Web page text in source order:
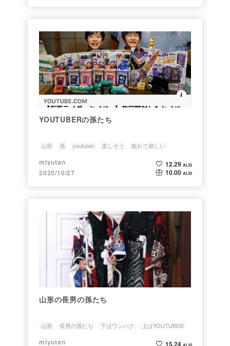
YOUTUBERの孫たち
山形 孫 youtuber 楽しそう 観れて嬉しい
miyutan
2020/10/27
12.29 ALIS
10.00 ALIS
山形の長男の孫たち
山形 長男の孫たち 下はワンパク
上はYOUTUBER
逢いに行きたい
miyutan 15.24 ALIS